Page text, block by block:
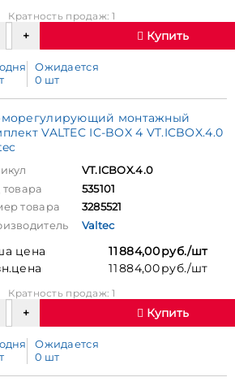
Кратность продаж: 1
Купить
Ожидается
0 шт
монтажный
VALTEC IC-BOX 4 VT.ICBOX.4.0
VT.ICBOX.4.0
товара
535101
товара
3285521
Valtec
цена
11 884,00 руб./шт
11 884,00 руб./шт
Кратность продаж: 1
Купить
Ожидается
0 шт